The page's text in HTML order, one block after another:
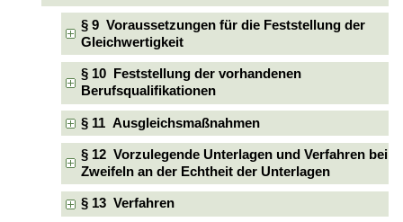
§ 9 Voraussetzungen für die Feststellung der
Gleichwertigkeit
§ 10 Feststellung der vorhandenen
Berufsqualifikationen
§ 11 Ausgleichsmaßnahmen
§ 12 Vorzulegende Unterlagen und Verfahren bei
Zweifeln an der Echtheit der Unterlagen
§ 13 Verfahren